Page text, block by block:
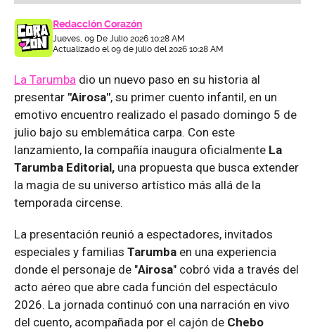
Redacción Corazón
Jueves, 09 De Julio 2026 10:28 AM
Actualizado el 09 de julio del 2026 10:28 AM
La Tarumba dio un nuevo paso en su historia al
presentar "Airosa", su primer cuento infantil, en un
emotivo encuentro realizado el pasado domingo 5 de
julio bajo su emblemática carpa. Con este
lanzamiento, la compañía inaugura oficialmente La
Tarumba Editorial, una propuesta que busca extender
la magia de su universo artístico más allá de la
temporada circense.
La presentación reunió a espectadores, invitados
especiales y familias Tarumba en una experiencia
donde el personaje de "Airosa" cobró vida a través del
acto aéreo que abre cada función del espectáculo
2026. La jornada continuó con una narración en vivo
del cuento, acompañada por el cajón de Chebo